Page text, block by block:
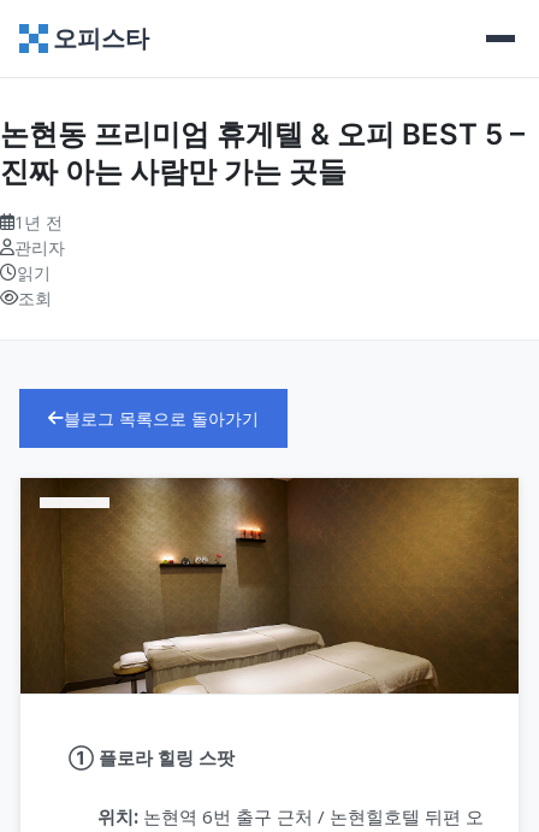
오피스타
논현동 프리미엄 휴게텔 & 오피 BEST 5 –
진짜 아는 사람만 가는 곳들
1년 전
관리자
읽기
조회
블로그 목록으로 돌아가기
① 플로라 힐링 스팟
위치: 논현역 6번 출구 근처 / 논현힐호텔 뒤편 오